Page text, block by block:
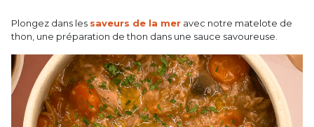
Plongez dans les saveurs de la mer avec notre matelote de
thon, une préparation de thon dans une sauce savoureuse.